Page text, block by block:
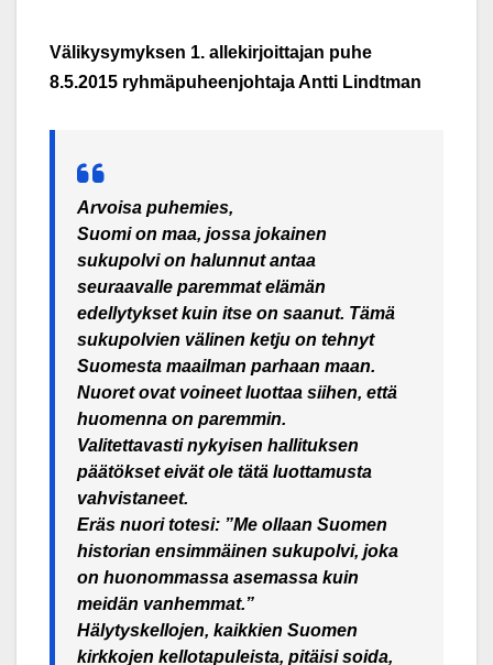
Välikysymyksen 1. allekirjoittajan puhe
8.5.2015 ryhmäpuheenjohtaja Antti Lindtman
Arvoisa puhemies,
Suomi on maa, jossa jokainen
sukupolvi on halunnut antaa
seuraavalle paremmat elämän
edellytykset kuin itse on saanut. Tämä
sukupolvien välinen ketju on tehnyt
Suomesta maailman parhaan maan.
Nuoret ovat voineet luottaa siihen, että
huomenna on paremmin.
Valitettavasti nykyisen hallituksen
päätökset eivät ole tätä luottamusta
vahvistaneet.
Eräs nuori totesi: ”Me ollaan Suomen
historian ensimmäinen sukupolvi, joka
on huonommassa asemassa kuin
meidän vanhemmat.”
Hälytyskellojen, kaikkien Suomen
kirkkojen kellotapuleista, pitäisi soida,